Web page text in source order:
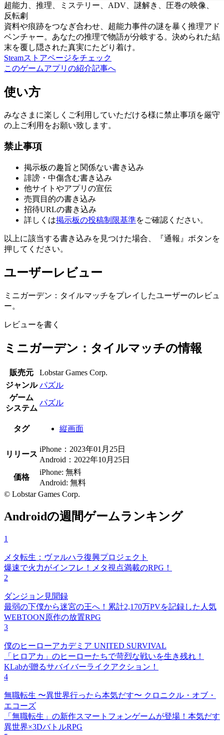
超能力、推理、ミステリー、ADV、謎解き、圧巻の映像、
反転劇
資料や痕跡をつなぎ合わせ、超能力事件の謎を暴く推理アド
ベンチャー。あなたの推理で物語が分岐する。決められた結
末を覆し隠された真実にたどり着け。
Steamストアページをチェック
このゲームアプリの紹介記事へ
使い方
みなさまに楽しくご利用していただける様に禁止事項を厳守
の上ご利用をお願い致します。
禁止事項
掲示板の趣旨と関係ない書き込み
誹謗・中傷含む書き込み
他サイトやアプリの宣伝
売買目的の書き込み
招待URLの書き込み
詳しくは掲示板の投稿制限基準をご確認ください。
以上に該当する書き込みを見つけた場合、
『通報』ボタンを
押してください。
ユーザーレビュー
ミニガーデン：タイルマッチをプレイしたユーザーのレビュ
ー。
レビューを書く
ミニガーデン：タイルマッチの情報
販売元
Lobstar Games Corp.
ジャンル パズル
ゲーム
システム
パズル
タグ 縦画面
リリース
iPhone：2023年01月25日
Android：2022年10月25日
価格
iPhone: 無料
Android: 無料
© Lobstar Games Corp.
Androidの週間ゲームランキング
1
メタ転生：ヴァルハラ復興プロジェクト
爆速で火力がインフレ！メタ視点満載のRPG！
2
ダンジョン見聞録
最弱の下僕から迷宮の王へ！累計2,170万PVを記録した人気
WEBTOON原作の放置RPG
3
僕のヒーローアカデミア UNITED SURVIVAL
「ヒロアカ」のヒーローたちで苛烈な戦いを生き残れ！
KLabが贈るサバイバーライクアクション！
4
無職転生 〜異世界行ったら本気だす〜 クロニクル・オブ・
エコーズ
「無職転生」の新作スマートフォンゲームが登場！本気だす
異世界×3DバトルRPG